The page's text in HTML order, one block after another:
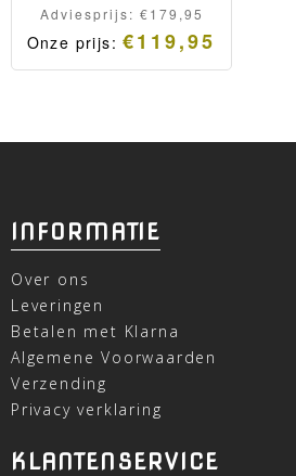
Adviesprijs: €179,95
Onze prijs:€119,95
INFORMATIE
Over ons
Leveringen
Betalen met Klarna
Algemene Voorwaarden
Verzending
Privacy verklaring
KLANTENSERVICE